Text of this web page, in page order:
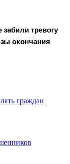
забили тревогу
окончания
граждан